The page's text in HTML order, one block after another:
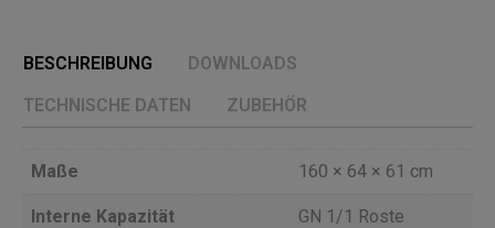
BESCHREIBUNG
DOWNLOADS
TECHNISCHE DATEN
ZUBEHÖR
Maße 160 × 64 × 61 cm
Interne Kapazität GN 1/1 Roste